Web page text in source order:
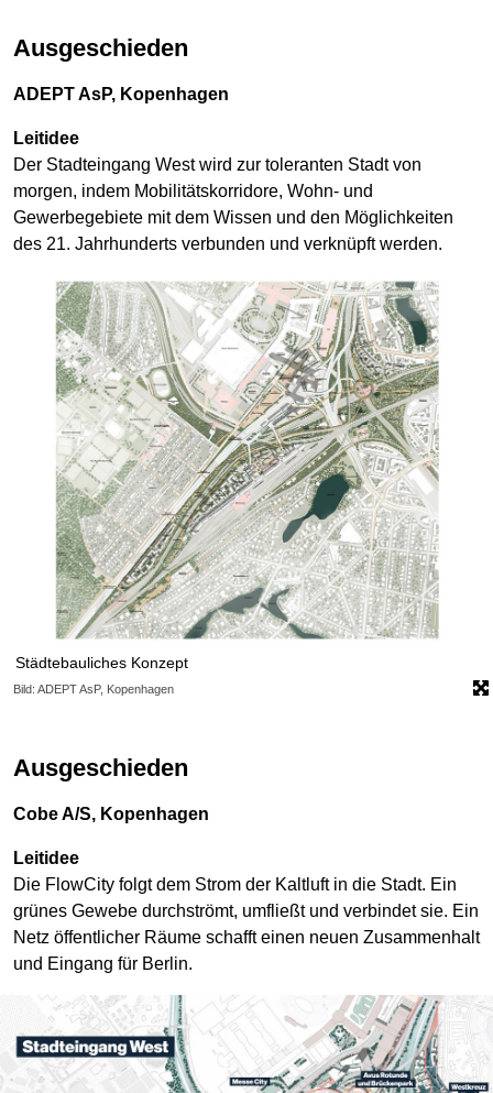
Ausgeschieden
ADEPT AsP, Kopenhagen
Leitidee
Der Stadteingang West wird zur toleranten Stadt von
morgen, indem Mobilitätskorridore, Wohn- und
Gewerbegebiete mit dem Wissen und den Möglichkeiten
des 21. Jahrhunderts verbunden und verknüpft werden.
Städtebauliches Konzept
Bild: ADEPT AsP, Kopenhagen
Ausgeschieden
Cobe A/S, Kopenhagen
Leitidee
Die FlowCity folgt dem Strom der Kaltluft in die Stadt. Ein
grünes Gewebe durchströmt, umfließt und verbindet sie. Ein
Netz öffentlicher Räume schafft einen neuen Zusammenhalt
und Eingang für Berlin.